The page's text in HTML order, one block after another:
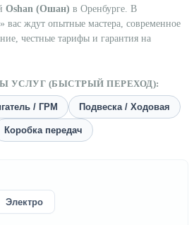
Oshan (Ошан) в Оренбурге. В
вас ждут опытные мастера, современное
честные тарифы и гарантия на
УСЛУГ (БЫСТРЫЙ ПЕРЕХОД):
/ ГРМ Подвеска / Ходовая
Коробка передач
Электро